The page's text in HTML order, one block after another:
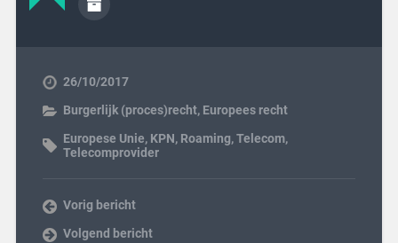
26/10/2017
Burgerlijk (proces)recht, Europees recht
Europese Unie, KPN, Roaming,Telecom,
Telecomprovider
Vorig bericht
Volgend bericht